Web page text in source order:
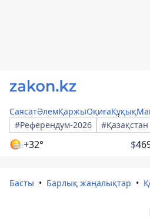
СаясатӘлемҚаржыОқиғаҚұқық
#Референдум-2026
+32° $
Басты Барлық жаңалықтар